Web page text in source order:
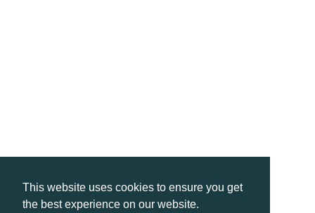
This website uses cookies to ensure you get
the best experience on our website.